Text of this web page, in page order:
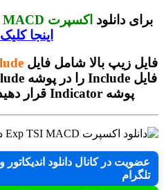
برای دانلود اکسپرت Exp TSI MACD
اینجا
فایل زیپ بالا شامل فایل
پوشه Indicator قرار دهید تا اکسپرت اجرا شود
عضویت در کانال دانلود
تلگرام